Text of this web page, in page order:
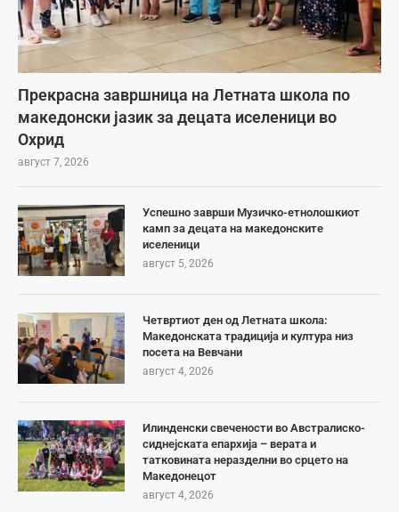
Прекрасна завршница на Летната школа по
македонски јазик за децата иселеници во
Охрид
август 7, 2026
Успешно заврши Музичко-етнолошкиот
камп за децата на македонските
иселеници
август 5, 2026
Четвртиот ден од Летната школа:
Македонската традиција и култура низ
посета на Вевчани
август 4, 2026
Илинденски свечености во Австралиско-
сиднејската епархија – верата и
татковината неразделни во срцето на
Македонецот
август 4, 2026